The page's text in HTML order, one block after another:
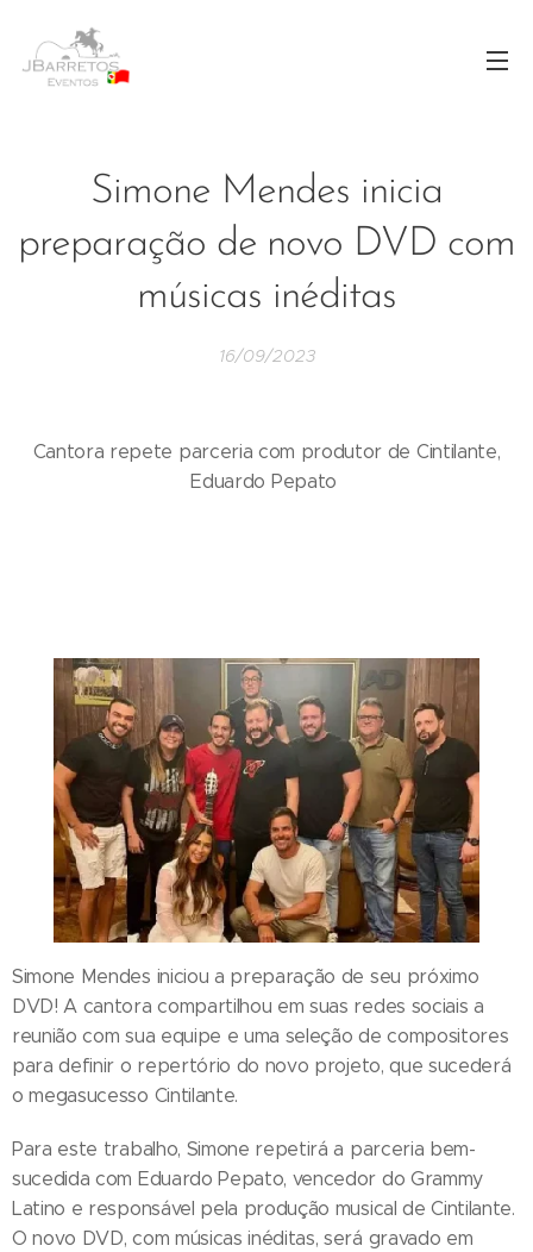
Simone Mendes inicia
preparação de novo DVD com
músicas inéditas
16/09/2023
Cantora repete parceria com produtor de Cintilante,
Eduardo Pepato
Simone Mendes iniciou a preparação de seu próximo
DVD! A cantora compartilhou em suas redes sociais a
reunião com sua equipe e uma seleção de compositores
para definir o repertório do novo projeto, que sucederá
o megasucesso Cintilante.
Para este trabalho, Simone repetirá a parceria bem-
sucedida com Eduardo Pepato, vencedor do Grammy
Latino e responsável pela produção musical de Cintilante.
O novo DVD, com músicas inéditas, será gravado em